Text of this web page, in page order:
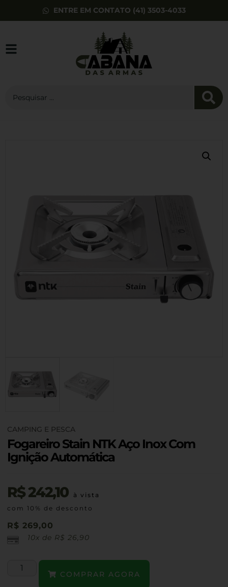
ENTRE EM CONTATO (41) 3503-4033
CAMPING E PESCA
Fogareiro Stain NTK Aço Inox Com
Ignição Automática
R$242,10
à vista
com 10% de desconto
R$ 269,00
10x de R$ 26,90
COMPRAR AGORA